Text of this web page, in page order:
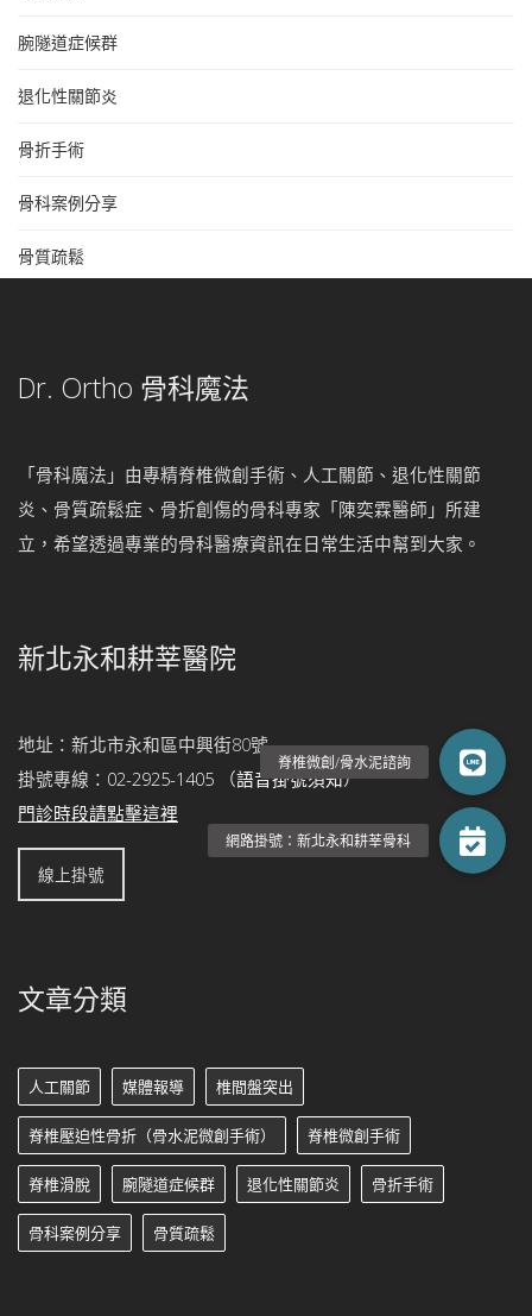
腕隧道症候群
退化性關節炎
骨折手術
骨科案例分享
骨質疏鬆
Dr. Ortho 骨科魔法
「骨科魔法」由專精脊椎微創手術、人工關節、退化性關節
炎、骨質疏鬆症、骨折創傷的骨科專家「陳奕霖醫師」所建
立，希望透過專業的骨科醫療資訊在日常生活中幫到大家。
新北永和耕莘醫院
地址：新北市永和區中興街80號
掛號專線： 02-2925-1405 （語音掛號須知）
門診時段請點擊這裡
線上掛號
文章分類
人工關節 媒體報導 椎間盤突出
脊椎壓迫性骨折（骨水泥微創手術） 脊椎微創手術
脊椎滑脫 腕隧道症候群 退化性關節炎 骨折手術
骨科案例分享 骨質疏鬆